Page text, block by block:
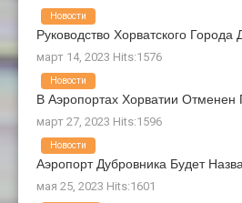
Руководство Хорватского
март 14, 2023 Hits:1576
Новости
В Аэропортах Хорватии
март 27, 2023 Hits:1596
Новости
Аэропорт Дубровника Будет
мая 25, 2023 Hits:1601
Новости